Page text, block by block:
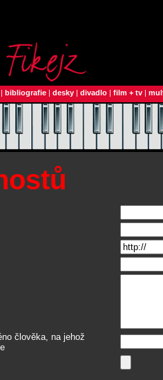
| bibliografie | desky | divadlo | film + tv |
člověka, na jehož